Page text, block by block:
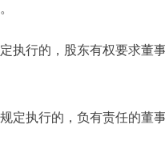
执行的，股东有权要求董
定执行的，负有责任的董